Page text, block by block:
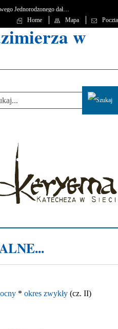
Jednorodzonego dał…
Home
Mapa Poczta
w
* okres zwykły (cz. II)